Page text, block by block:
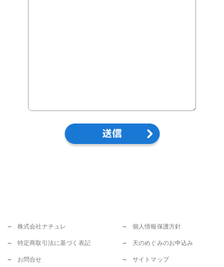
株式会社ナチュレ 個人情報保護方針
特定商取引法に基づく表記 天のめぐみのお申込み
お問合せ サイトマップ